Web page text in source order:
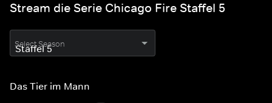
Stream die Serie Chicago Fire Staffel 5
Select Season
Das Tier im Mann